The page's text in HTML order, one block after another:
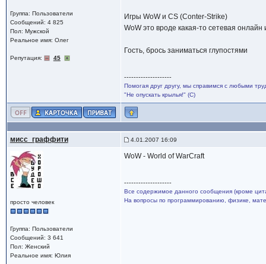
Группа: Пользователи
Сообщений: 4 825
Пол: Мужской
Реальное имя: Олег
Репутация: 45
Игры WoW и CS (Conter-Strike)
WoW это вроде какая-то сетевая онлайн
Гость, брось заниматься глупостями
--------------------
Помогая друг другу, мы справимся с любыми
"Не опускать крылья!" (С)
мисс_граффити 4.01.2007 16:09
просто человек
Группа: Пользователи
Сообщений: 3 641
Пол: Женский
Реальное имя: Юлия
WoW - World of WarCraft
--------------------
Все содержимое данного сообщения (кроме
На вопросы по программированию, физике,